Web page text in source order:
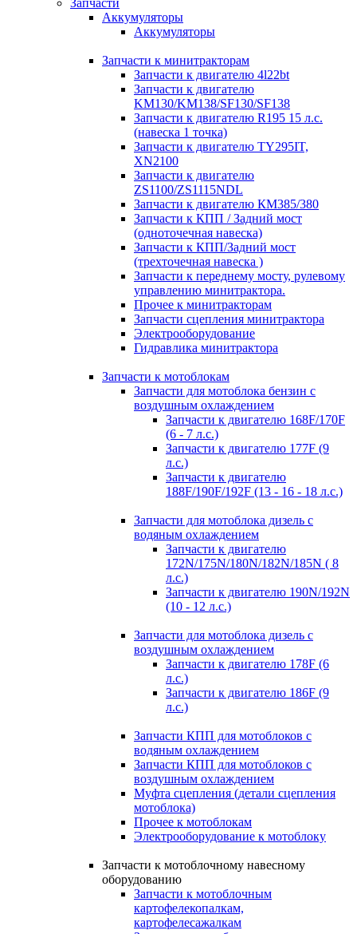
Аккумуляторы
Аккумуляторы
Запчасти к минитракторам
Запчасти к двигателю 4l22bt
Запчасти к двигателю
KM130/KM138/SF130/SF138
Запчасти к двигателю R195 15 л.с.
(навеска 1 точка)
Запчасти к двигателю TY295IT,
XN2100
Запчасти к двигателю
ZS1100/ZS1115NDL
Запчасти к двигателю КМ385/380
Запчасти к КПП / Задний мост
(одноточечная навеска)
Запчасти к КПП/Задний мост
(трехточечная навеска )
Запчасти к переднему мосту, рулевому
управлению минитрактора.
Прочее к минитракторам
Запчасти сцепления минитрактора
Электрооборудование
Гидравлика минитрактора
Запчасти к мотоблокам
Запчасти для мотоблока бензин с
воздушным охлаждением
Запчасти к двигателю 168F/170F
(6 - 7 л.с.)
Запчасти к двигателю 177F (9
л.с.)
Запчасти к двигателю
188F/190F/192F (13 - 16 - 18 л.с.)
Запчасти для мотоблока дизель с
водяным охлаждением
Запчасти к двигателю
172N/175N/180N/182N/185N ( 8
л.с.)
Запчасти к двигателю 190N/192N
(10 - 12 л.с.)
Запчасти для мотоблока дизель с
воздушным охлаждением
Запчасти к двигателю 178F (6
л.с.)
Запчасти к двигателю 186F (9
л.с.)
Запчасти КПП для мотоблоков с
водяным охлаждением
Запчасти КПП для мотоблоков с
воздушным охлаждением
Муфта сцепления (детали сцепления
мотоблока)
Прочее к мотоблокам
Электрооборудование к мотоблоку
Запчасти к мотоблочному навесному
оборудованию
Запчасти к мотоблочным
картофелекопалкам,
картофелесажалкам